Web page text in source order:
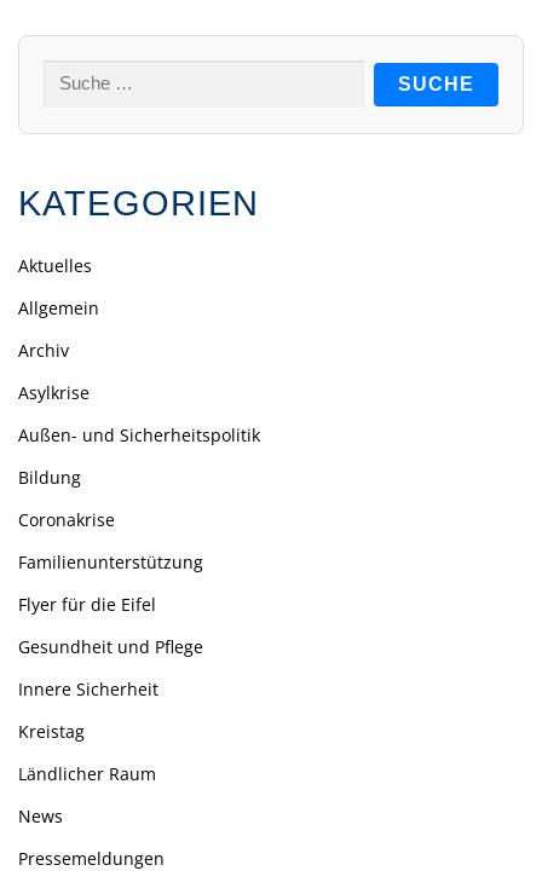
Suche
KATEGORIEN
Aktuelles
Allgemein
Archiv
Asylkrise
Außen- und Sicherheitspolitik
Bildung
Coronakrise
Familienunterstützung
Flyer für die Eifel
Gesundheit und Pflege
Innere Sicherheit
Kreistag
Ländlicher Raum
News
Pressemeldungen